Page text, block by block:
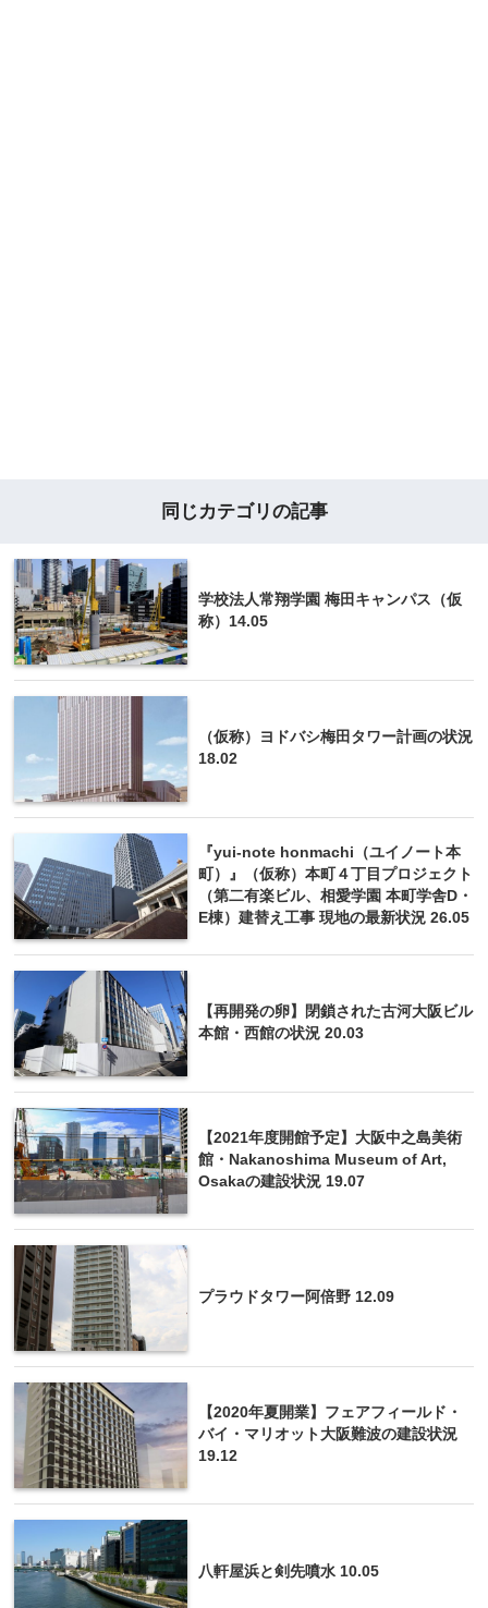
同じカテゴリの記事
学校法人常翔学園 梅田キャンパス（仮
称）14.05
（仮称）ヨドバシ梅田タワー計画の状況
18.02
『yui-note honmachi（ユイノート本
町）』（仮称）本町４丁目プロジェクト
（第二有楽ビル、相愛学園 本町学舎D・
E棟）建替え工事 現地の最新状況 26.05
【再開発の卵】閉鎖された古河大阪ビル
本館・西館の状況 20.03
【2021年度開館予定】大阪中之島美術
館・Nakanoshima Museum of Art,
Osakaの建設状況 19.07
プラウドタワー阿倍野 12.09
【2020年夏開業】フェアフィールド・
バイ・マリオット大阪難波の建設状況
19.12
八軒屋浜と剣先噴水 10.05